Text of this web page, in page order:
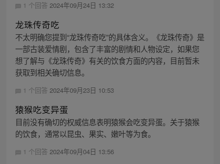
1 个回答 2024年09月24日 13:32
龙珠传奇吃
不太明确您提到“龙珠传奇吃”的具体含义。《龙珠传奇》是
一部古装爱情剧，包含了丰富的剧情和人物设定，如果您
想了解与《龙珠传奇》有关的饮食方面的内容，目前暂未
获取到相关确切信息。
1 个回答 2024年09月23日 10:53
猿猴吃变异蛋
目前没有确切的权威信息表明猿猴会吃变异蛋。关于猿猴
的饮食，通常以昆虫、果实、嫩叶等为食。
1 个回答 2024年09月04日 13:56